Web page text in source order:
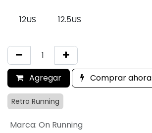
12US 12.5US
Agregar Comprar ahora
Retro Running
Marca: On Running